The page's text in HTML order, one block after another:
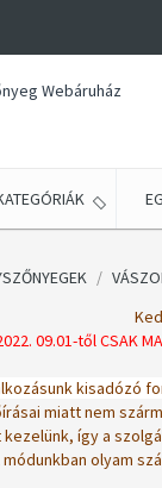
09.01-től CSAK
kisadózó
miatt nem
így a
módunkban olyam